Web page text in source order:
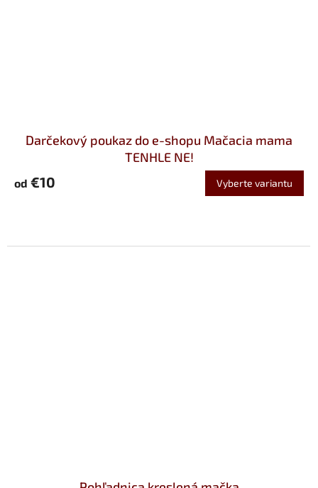
Darčekový poukaz do e-shopu Mačacia mama
TENHLE NE!
od €10 Vyberte variantu